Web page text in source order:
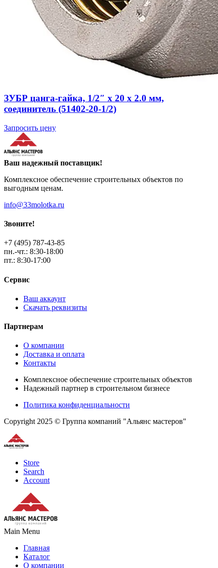
ЗУБР цанга-гайка, 1/2″ х 20 х 2.0 мм,
соединитель (51402-20-1/2)
Запросить цену
Ваш надежный поставщик!
Комплексное обеспечение строительных объектов по
выгодным ценам.
info@33molotka.ru
Звоните!
+7 (495) 787-43-85
пн.-чт.: 8:30-18:00
пт.: 8:30-17:00
Сервис
Ваш аккаунт
Скачать реквизиты
Партнерам
О компании
Доставка и оплата
Контакты
Комплексное обеспечение строительных объектов
Надежный партнер в строительном бизнесе
Политика конфиденциальности
Copyright 2025 © Группа компаний "Альянс мастеров"
Store
Search
Account
Main Menu
Главная
Каталог
О компании